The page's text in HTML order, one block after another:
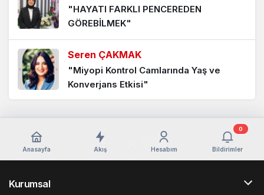
"HAYATI FARKLI PENCEREDEN
GÖREBİLMEK"
Seren ÇAKMAK
"Miyopi Kontrol Camlarında Yaş ve
Konverjans Etkisi"
"GÖZ KURULUĞU PREVALANSINDAKİ
ARTIŞ: MODERN YAŞAM TARZI VE
ÇEVRESEL BELİRLEYİCİLERİN
Anasayfa Akış Hesabım Bildirimler
0
Kurumsal